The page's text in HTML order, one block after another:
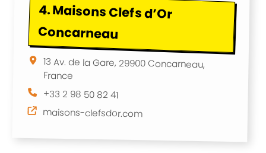
4.Maisons Clefs d’Or
Concarneau
13 Av. de la Gare, 29900 Concarneau,
France
+33 2 98 50 82 41
maisons-clefsdor.com